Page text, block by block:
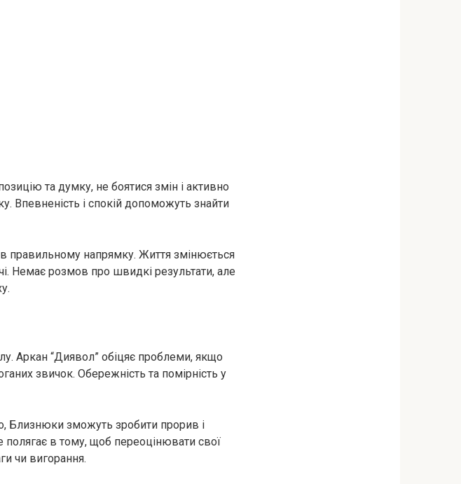
та думку, не боятися змін і активно
Впевненість і спокій допоможуть знайти
правильному напрямку. Життя змінюється
Немає розмов про швидкі результати, але
Аркан “Диявол” обіцяє проблеми, якщо
звичок. Обережність та помірність у
Близнюки зможуть зробити прорив і
полягає в тому, щоб переоцінювати свої
чи вигорання.